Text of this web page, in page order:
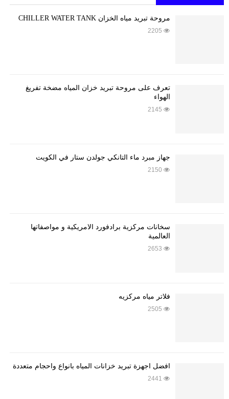
مروحة تبريد مياه الخزان CHILLER WATER TANK
2205
تعرف على مروحة تبريد خزان المياه مضخة تفريغ
الهواء
2145
جهاز مبرد ماء التانكي جولدن ستار في الكويت
2150
سخانات مركزية برادفورد الامريكية و مواصفاتها
العالمية
2653
فلاتر مياه مركزيه
2505
أفضل أجهزة تبريد خزانات المياه بأنواع وأحجام متعددة
2441